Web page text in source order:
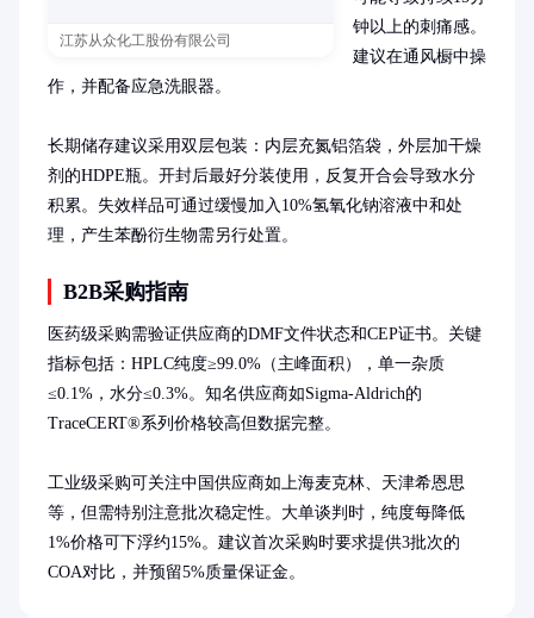
江苏从众化工股份有限公司
钟以上的刺痛感。
建议在通风橱中操
作，并配备应急洗眼器。
长期储存建议采用双层包装：内层充氮铝箔袋，外层加干燥
剂的HDPE瓶。开封后最好分装使用，反复开合会导致水分
积累。失效样品可通过缓慢加入10%氢氧化钠溶液中和处
理，产生苯酚衍生物需另行处置。
B2B采购指南
医药级采购需验证供应商的DMF文件状态和CEP证书。关键
指标包括：HPLC纯度≥99.0%（主峰面积），单一杂质
≤0.1%，水分≤0.3%。知名供应商如Sigma-Aldrich的
TraceCERT®系列价格较高但数据完整。
工业级采购可关注中国供应商如上海麦克林、天津希恩思
等，但需特别注意批次稳定性。大单谈判时，纯度每降低
1%价格可下浮约15%。建议首次采购时要求提供3批次的
COA对比，并预留5%质量保证金。